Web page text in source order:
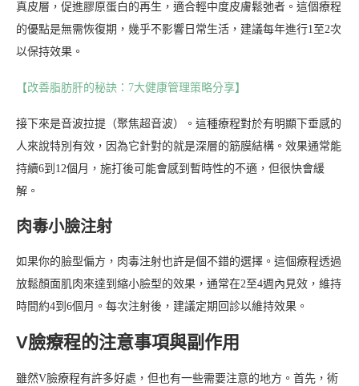
真皮層，促進膠原蛋白的再生，適合輕中度皮膚鬆弛者。這個療程
的優點是無需恢復期，幾乎不影響日常生活，建議每年進行1至2次
以保持效果。
【改善脂肪肝的秘訣：7大健康管理策略分享】
接下來是音波拉提（聚焦超音波）。這種療程對於有明顯下垂感的
人來說特別有效，因為它針對的就是深層的筋膜結構。效果通常能
持續6到12個月，施打後可能會感到暫時性的不適，但很快會緩
解。
肉毒小臉注射
如果你的臉型偏方，肉毒注射也許是個不錯的選擇。這個療程透過
放鬆顏面肌肉來達到縮小臉型的效果，通常在2至4週內見效，維持
時間約4到6個月。每次注射後，建議定期回診以維持效果。
V臉療程的注意事項與副作用
雖然V臉療程有許多好處，但也有一些需要注意的地方。首先，術